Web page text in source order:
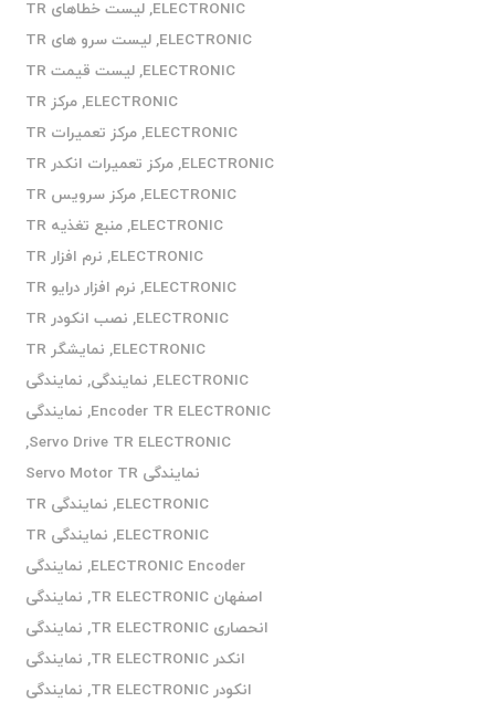
ELECTRONIC
,
لیست خطاهای TR
ELECTRONIC
,
لیست سرو های TR
ELECTRONIC
,
لیست قیمت TR
ELECTRONIC
,
مرکز TR
ELECTRONIC
,
مرکز تعمیرات TR
ELECTRONIC
,
مرکز تعمیرات انکدر TR
ELECTRONIC
,
مرکز سرویس TR
ELECTRONIC
,
منبع تغذیه TR
ELECTRONIC
,
نرم افزار TR
ELECTRONIC
,
نرم افزار درایو TR
ELECTRONIC
,
نصب انکودر TR
ELECTRONIC
,
نمایشگر TR
ELECTRONIC
, نمایندگی, نمایندگی
Encoder TR ELECTRONIC
, نمایندگی
Servo Drive TR ELECTRONIC
,
نمایندگی Servo Motor TR
ELECTRONIC
,
نمایندگی TR
ELECTRONIC
,
نمایندگی TR
ELECTRONIC Encoder
, نمایندگی
اصفهان TR ELECTRONIC
, نمایندگی
انحصاری TR ELECTRONIC
, نمایندگی
انکدر TR ELECTRONIC
, نمایندگی
انکودر TR ELECTRONIC
, نمایندگی